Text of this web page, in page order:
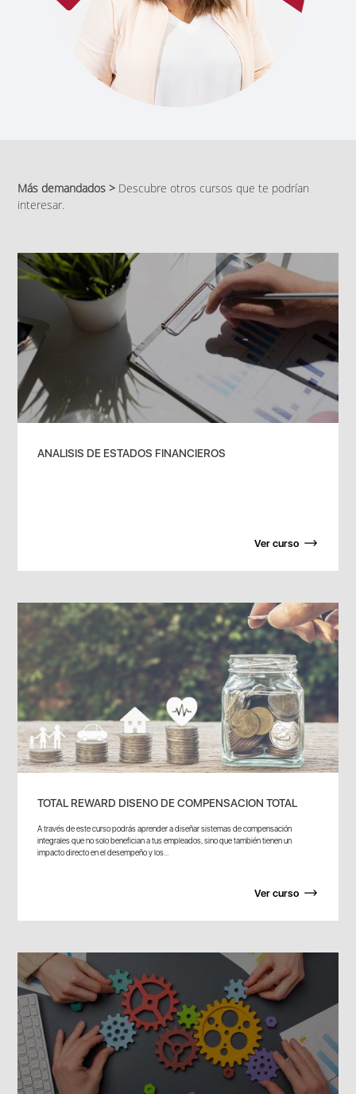
Más demandados > Descubre otros cursos que te podrían
interesar.
ANALISIS DE ESTADOS FINANCIEROS
Ver curso
TOTAL REWARD DISENO DE COMPENSACION TOTAL
A través de este curso podrás aprender a diseñar sistemas de compensación
integrales que no solo benefician a tus empleados, sino que también tienen un
impacto directo en el desempeño y los...
Ver curso